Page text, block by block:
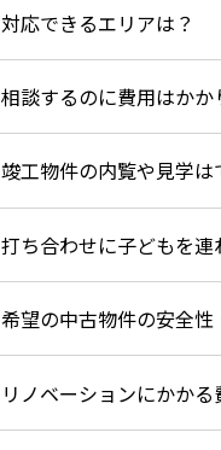
対応できるエリアは？
相談するのに費用はかか
竣工物件の内覧や見学は
打ち合わせに子どもを連
希望の中古物件の安全性
リノベーションにかかる